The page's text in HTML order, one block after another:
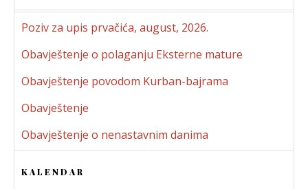
Poziv za upis prvačića, august, 2026.
Obavještenje o polaganju Eksterne mature
Obavještenje povodom Kurban-bajrama
Obavještenje
Obavještenje o nenastavnim danima
KALENDAR